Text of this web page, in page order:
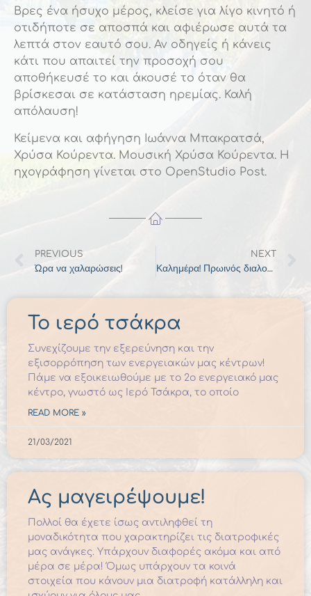
Βρες ένα ήσυχο μέρος, κλείσε για λίγο κινητό ή
οτιδήποτε σε αποσπά και αφιέρωσε αυτά τα
λεπτά στον εαυτό σου. Αν οδηγείς ή κάνεις
κάτι που απαιτεί την προσοχή σου
αποθήκευσέ το και άκουσέ το όταν θα
βρίσκεσαι σε κατάσταση ηρεμίας. Καλή
απόλαυση!
Κείμενα και αφήγηση Ιωάννα Μπακρατσά,
Χρύσα Κούρεντα. Μουσική Χρύσα Κούρεντα. Η
ηχογράφηση γίνεται στο OpenStudio Post.
PREVIOUS
Ώρα να χαλαρώσεις!
NEXT
Καλημέρα! Πρωινός διαλογισμός αισιοδοξίας
Το ιερό τσάκρα
Συνεχίζουμε την εξερεύνηση και την
εξισορρόπηση των ενεργειακών μας κέντρων!
Πάμε να εξοικειωθούμε με το 2ο ενεργειακό μας
κέντρο, γνωστό ως Ιερό Τσάκρα, το οποίο
READ MORE »
21/03/2021
Ας μαγειρέψουμε!
Πολλοί θα έχετε ίσως αντιληφθεί τη
μοναδικότητα που χαρακτηρίζει τις διατροφικές
μας ανάγκες. Υπάρχουν διαφορές ακόμα και από
μέρα σε μέρα! Όμως υπάρχουν τα κοινά
στοιχεία που κάνουν μια διατροφή κατάλληλη και